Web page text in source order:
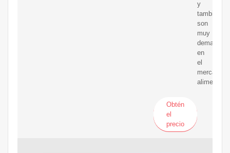
y
también
son
muy
en
el
mercado
Obtén
el
precio